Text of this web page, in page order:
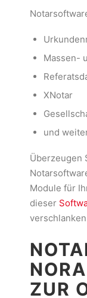
Massen-
XNotar
und
Überzeugen
Module für
dieser
ZUR